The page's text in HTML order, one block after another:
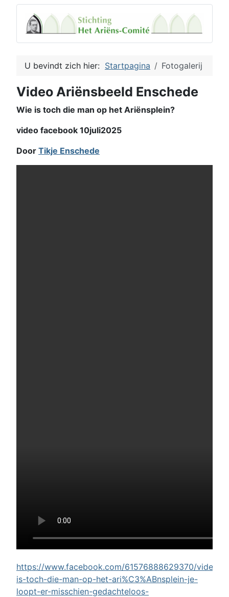
U bevindt zich hier: Startpagina Fotogalerij
Video Ariënsbeeld Enschede
Wie is toch die man op het Ariënsplein?
video facebook 10juli2025
Door Tikje Enschede
https://www.facebook.com/61576888629370/videos/
is-toch-die-man-op-het-ari%C3%ABnsplein-je-
loopt-er-misschien-gedachteloos-